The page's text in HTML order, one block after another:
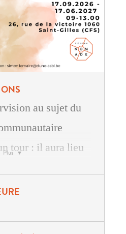
Plus
au sujet du
tour : il aura lieu
d’un projet
à partir des